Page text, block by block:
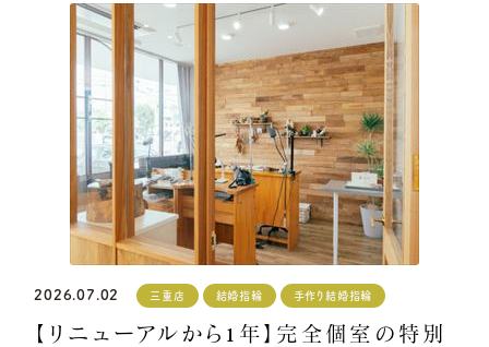
2026.07.02 三重店 結婚指輪 手作り結婚指輪
【リニューアルから1年】完全個室の特別